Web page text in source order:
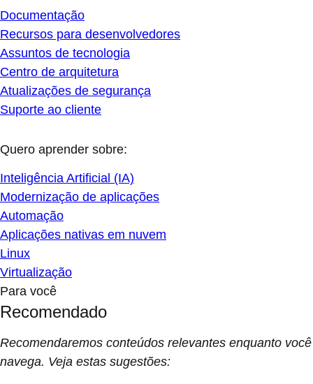
Documentação
Recursos para desenvolvedores
Assuntos de tecnologia
Centro de arquitetura
Atualizações de segurança
Suporte ao cliente
Quero aprender sobre:
Inteligência Artificial (IA)
Modernização de aplicações
Automação
Aplicações nativas em nuvem
Linux
Virtualização
Para você
Recomendado
Recomendaremos conteúdos relevantes enquanto você
navega. Veja estas sugestões: